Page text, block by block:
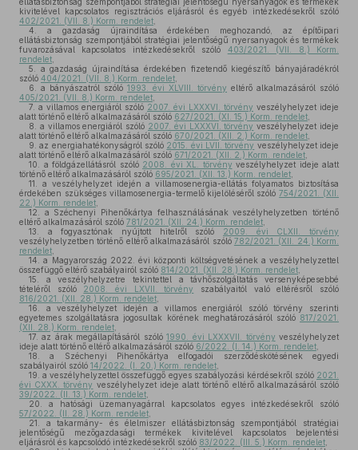
kivitelével kapcsolatos regisztrációs eljárásról és egyéb intézkedésekről szóló
402/2021. (VII. 8.) Korm. rendelet
4.
a gazdaság újraindítása érdekében meghozandó, az építőipari
ellátásbiztonság szempontjából stratégiai jelentőségű nyersanyagok és termékek
fuvarozásával kapcsolatos intézkedésekről szóló 403/2021. (VII. 8.) Korm.
rendelet
5.
a gazdaság újraindítása érdekében fizetendő kiegészítő bányajáradékról
szóló 404/2021. (VII. 8.) Korm. rendelet
6.
a bányászatról szóló 1993. évi XLVIII. törvény eltérő alkalmazásáról szóló
405/2021. (VII. 8.) Korm. rendelet
7. a villamos energiáról szóló 2007. évi LXXXVI. törvény veszélyhelyzet ideje
alatt történő eltérő alkalmazásáról szóló 627/2021. (XI. 15.) Korm. rendelet
8.
a villamos energiáról szóló 2007. évi LXXXVI. törvény veszélyhelyzet ideje
alatt történő eltérő alkalmazásáról szóló 670/2021. (XII. 2.) Korm. rendelet
9. az energiahatékonyságról szóló 2015. évi LVII. törvény veszélyhelyzet ideje
alatt történő eltérő alkalmazásáról szóló 671/2021. (XII. 2.) Korm. rendelet
10.
a földgázellátásról szóló 2008. évi XL. törvény veszélyhelyzet ideje alatt
történő eltérő alkalmazásáról szóló 695/2021. (XII. 13.) Korm. rendelet
11.
a veszélyhelyzet idején a villamosenergia-ellátás folyamatos biztosítása
érdekében szükséges villamosenergia-termelő kijelöléséről szóló754/2021. (XII.
22.) Korm. rendelet
12.
a Széchenyi Pihenőkártya felhasználásának veszélyhelyzetben történő
eltérő alkalmazásáról szóló 781/2021. (XII. 24.) Korm. rendelet
13.
a fogyasztónak nyújtott hitelről szóló 2009. évi CLXII. törvény
veszélyhelyzetben történő eltérő alkalmazásáról szóló 782/2021. (XII. 24.) Korm.
rendelet
14.
a Magyarország 2022. évi központi költségvetésének a veszélyhelyzettel
összefüggő eltérő szabályairól szóló 814/2021. (XII. 28.) Korm. rendelet
15.
a veszélyhelyzetre tekintettel a távhőszolgáltatás versenyképesebbé
tételéről szóló 2008. évi LXVII. törvény
szabályaitól való eltérésről szóló
816/2021. (XII. 28.) Korm. rendelet
16.
a veszélyhelyzet idején a villamos energiáról szóló törvény szerinti
egyetemes szolgáltatásra jogosultak körének meghatározásáról szóló 817/2021.
(XII. 28.) Korm. rendelet
17. az árak megállapításáról szóló1990. évi LXXXVII. törvény veszélyhelyzet
ideje alatt történő eltérő alkalmazásáról szóló 6/2022. (I. 14.) Korm. rendelet
18.
a Széchenyi Pihenőkártya elfogadói szerződéskötésének egyedi
szabályairól szóló 14/2022. (I. 20.) Korm. rendelet
19. a veszélyhelyzettel összefüggő egyes szabályozási kérdésekről szóló 2021.
évi CXXX. törvény veszélyhelyzet ideje alatt történő eltérő alkalmazásáról szóló
39/2022. (II. 13.) Korm. rendelet
20.
a hatósági üzemanyagárral kapcsolatos egyes intézkedésekről szóló
57/2022. (II. 28.) Korm. rendelet
21.
a takarmány- és élelmiszer ellátásbiztonság szempontjából stratégiai
jelentőségű mezőgazdasági termékek kivitelével kapcsolatos bejelentési
eljárásról és kapcsolódó intézkedésekről szóló 83/2022. (III. 5.) Korm. rendelet